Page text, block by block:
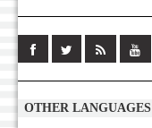
OTHER LANGUAGES